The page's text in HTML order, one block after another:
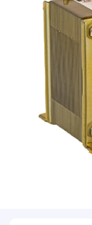
НОВИНИ
СИСТЕМИ